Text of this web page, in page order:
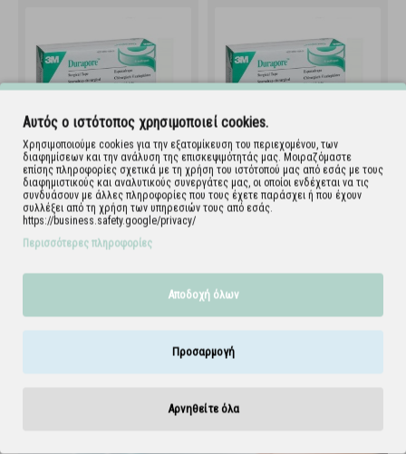
3M Durapore Επιδεσμική
ταινία μεταξωτή 5cm x 9,1m
120.013
3M Durapore Επιδεσμική
ταινία μεταξωτή 7,5cm x
Αυτός ο ιστότοπος χρησιμοποιεί cookies.
Χρησιμοποιούμε cookies για την εξατομίκευση του περιεχομένου, των
διαφημίσεων και την ανάλυση της επισκεψιμότητάς μας. Μοιραζόμαστε
επίσης πληροφορίες σχετικά με τη χρήση του ιστότοπού μας από εσάς με τους
διαφημιστικούς και αναλυτικούς συνεργάτες μας, οι οποίοι ενδέχεται να τις
συνδυάσουν με άλλες πληροφορίες που τους έχετε παράσχει ή που έχουν
συλλέξει από τη χρήση των υπηρεσιών τους από εσάς.
https://business.safety.google/privacy/
Περισσότερες πληροφορίες
Αποδοχή όλων
Προσαρμογή
Αρνηθείτε όλα